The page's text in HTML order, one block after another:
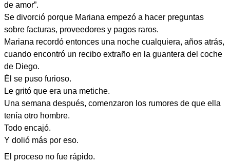
de amor”.
Se divorció porque Mariana empezó a hacer preguntas
sobre facturas, proveedores y pagos raros.
Mariana recordó entonces una noche cualquiera, años atrás,
cuando encontró un recibo extraño en la guantera del coche
de Diego.
Él se puso furioso.
Le gritó que era una metiche.
Una semana después, comenzaron los rumores de que ella
tenía otro hombre.
Todo encajó.
Y dolió más por eso.
El proceso no fue rápido.